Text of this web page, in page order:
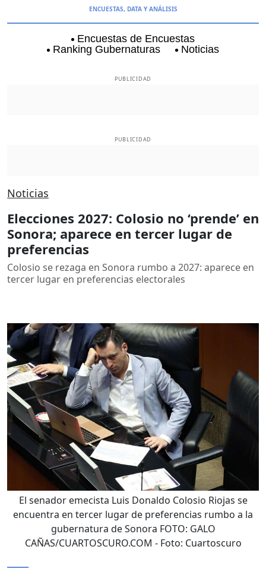
ENCUESTAS, DATA Y ANÁLISIS
Encuestas de Encuestas
Ranking Gubernaturas
Noticias
PUBLICIDAD
PUBLICIDAD
Noticias
Elecciones 2027: Colosio no ‘prende’ en
Sonora; aparece en tercer lugar de
preferencias
Colosio se rezaga en Sonora rumbo a 2027: aparece en
tercer lugar en preferencias electorales
El senador emecista Luis Donaldo Colosio Riojas se
encuentra en tercer lugar de preferencias rumbo a la
gubernatura de Sonora FOTO: GALO
CAÑAS/CUARTOSCURO.COM - Foto: Cuartoscuro